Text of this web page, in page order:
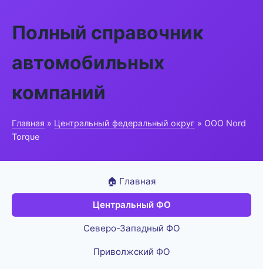
Полный справочник
автомобильных
компаний
Главная » Центральный федеральный округ » ООО Nord
Torque
🏠 Главная
Центральный ФО
Северо-Западный ФО
Приволжский ФО